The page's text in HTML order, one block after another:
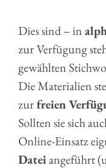
Dies sind – in
zur Verfügung
gewählten
Die Materialien
zurfreien
Sollten sie sich
Online-Einsatz
Dateiangeführt